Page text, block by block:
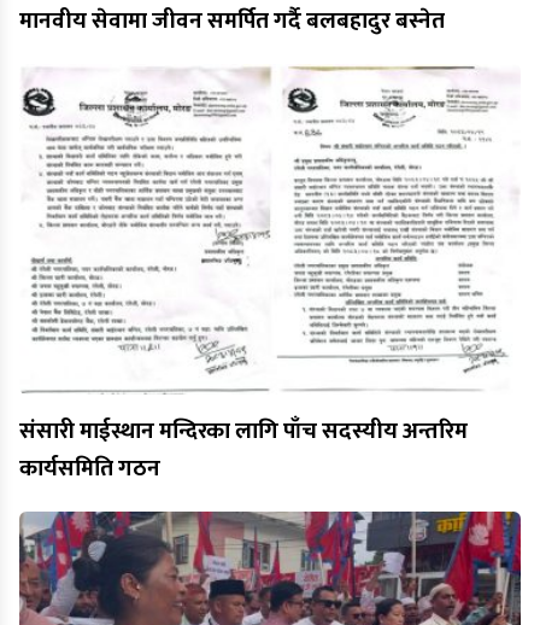
मानवीय सेवामा जीवन समर्पित गर्दै बलबहादुर बस्नेत
संसारी माईस्थान मन्दिरका लागि पाँच सदस्यीय अन्तरिम
कार्यसमिति गठन